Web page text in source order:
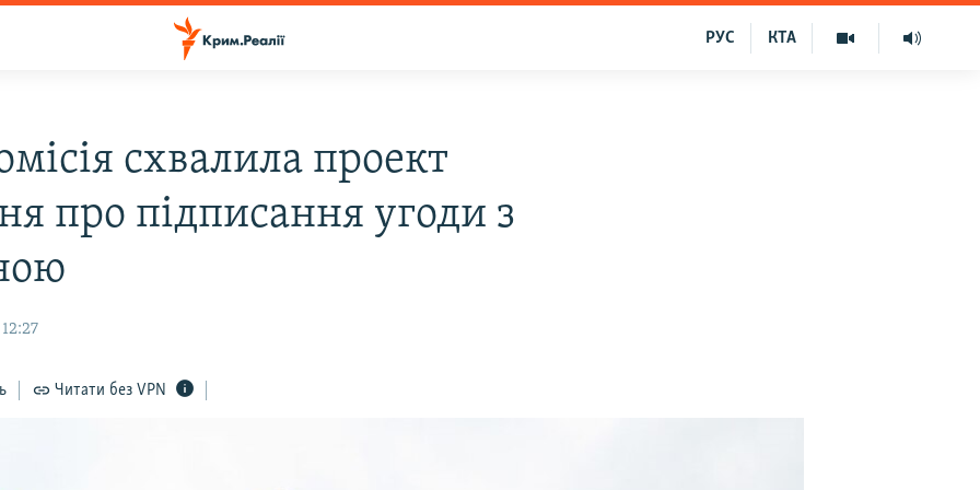
КТА
РУС
схвалила проект
про підписання угоди з
Читати без VPN